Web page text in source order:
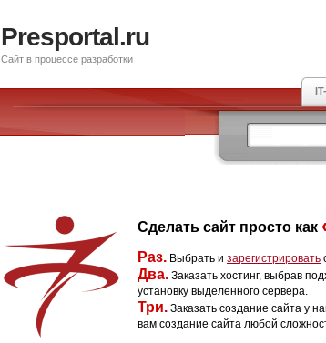
Presportal.ru
Сайт в процессе разработки
Сделать сайт просто как
Раз. Выбрать и зарегистрировать
Два. Заказать хостинг, выбрав
установку выделенного сервера.
Три. Заказать создание сайта у
вам создание сайта любой